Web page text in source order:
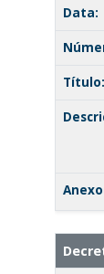
Data:
Título: